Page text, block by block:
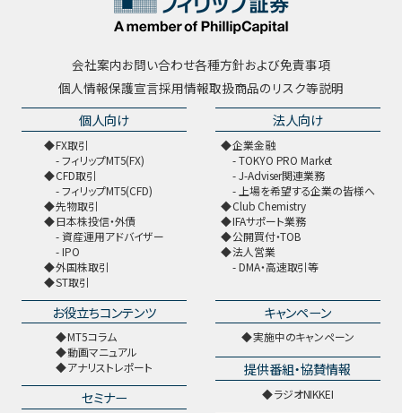
会社案内お問い合わせ各種方針および免責事項
個人情報保護宣言採用情報取扱商品のリスク等説明
個人向け
FX取引
フィリップMT5(FX)
CFD取引
フィリップMT5(CFD)
先物取引
日本株投信・外債
資産運用アドバイザー
IPO
外国株取引
ST取引
法人向け
企業金融
TOKYO PRO Market
J-Adviser関連業務
上場を希望する企業の皆様へ
Club Chemistry
IFAサポート業務
公開買付・TOB
法人営業
DMA・高速取引等
お役立ちコンテンツ
MT5コラム
動画マニュアル
アナリストレポート
セミナー
キャンペーン
実施中のキャンペーン
提供番組・協賛情報
ラジオNIKKEI